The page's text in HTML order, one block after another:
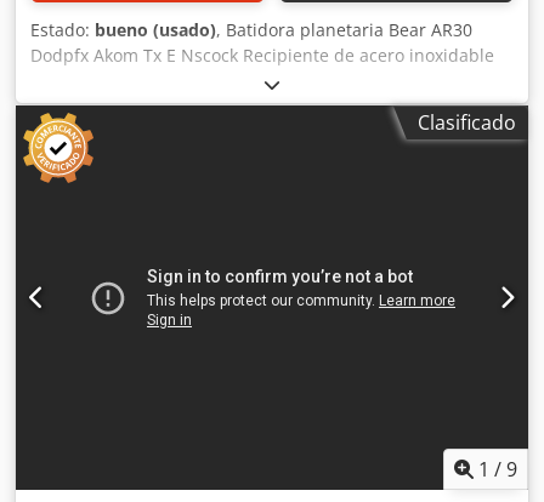
Estado: bueno (usado), Batidora planetaria Bear AR30
Dodpfx Akom Tx E Nscock Recipiente de acero inoxidable
de 30 kg, velocidad variable, rejilla protectora de acero
inoxidable, con batidor, gancho amasador y accesorio
batidor, 3Ph
Clasificado
1 /9